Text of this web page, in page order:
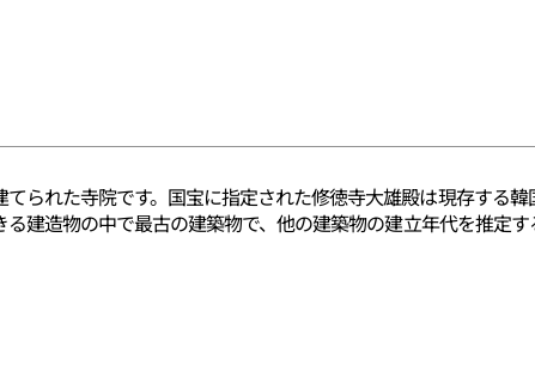
られた寺院です。国宝に指定された修徳寺大雄殿は現存する
建造物の中で最古の建築物で、他の建築物の建立年代を推定